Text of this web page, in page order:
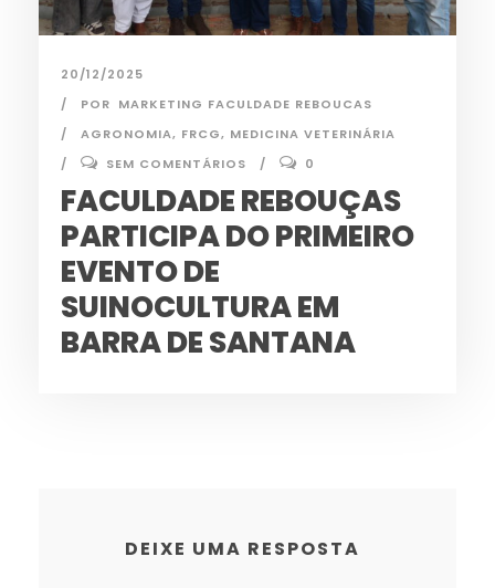
20/12/2025
POR MARKETING FACULDADE REBOUCAS
AGRONOMIA, FRCG, MEDICINA VETERINÁRIA
SEM COMENTÁRIOS
0
FACULDADE REBOUÇAS
PARTICIPA DO PRIMEIRO
EVENTO DE
SUINOCULTURA EM
BARRA DE SANTANA
DEIXE UMA RESPOSTA